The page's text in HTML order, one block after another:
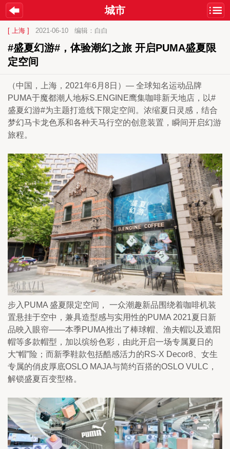
城市
[ 上海 ] 2021-06-10 编辑：白白
#盛夏幻游#，体验潮幻之旅 开启PUMA盛夏限
定空间
（中国，上海，2021年6月8日）— 全球知名运动品牌
PUMA于魔都潮人地标S.ENGINE鹰集咖啡新天地店，以#
盛夏幻游#为主题打造线下限定空间。浓缩夏日灵感，结合
梦幻马卡龙色系和各种天马行空的创意装置，瞬间开启幻游
旅程。
步入PUMA 盛夏限定空间， 一众潮趣新品围绕着咖啡机装
置悬挂于空中，兼具造型感与实用性的PUMA 2021夏日新
品映入眼帘——本季PUMA推出了棒球帽、渔夫帽以及遮阳
帽等多款帽型，加以缤纷色彩，由此开启一场专属夏日的
大“帽”险；而新季鞋款包括酷感活力的RS-X Decor8、女生
专属的俏皮厚底OSLO MAJA与简约百搭的OSLO VULC，
解锁盛夏百变型格。